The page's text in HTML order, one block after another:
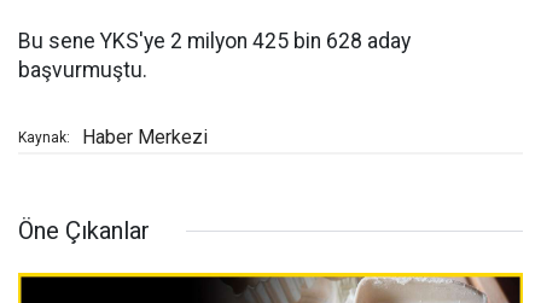
Bu sene YKS'ye 2 milyon 425 bin 628 aday
başvurmuştu.
Kaynak: Haber Merkezi
Öne Çıkanlar